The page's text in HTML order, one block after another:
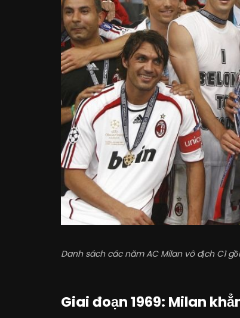
Danh sách các năm AC Milan vô địch C1
Giai đoạn 1969: Milan